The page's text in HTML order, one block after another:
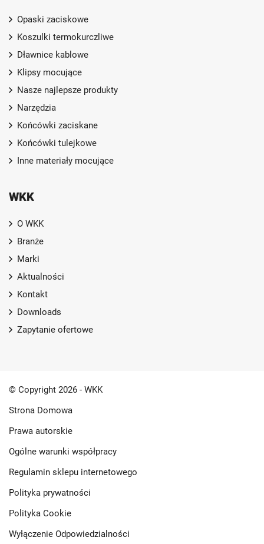
Opaski zaciskowe
Koszulki termokurczliwe
Dławnice kablowe
Klipsy mocujące
Nasze najlepsze produkty
Narzędzia
Końcówki zaciskane
Końcówki tulejkowe
Inne materiały mocujące
WKK
O WKK
Branże
Marki
Aktualności
Kontakt
Downloads
Zapytanie ofertowe
© Copyright 2026 - WKK
Strona Domowa
Prawa autorskie
Ogólne warunki współpracy
Regulamin sklepu internetowego
Polityka prywatności
Polityka Cookie
Wyłączenie Odpowiedzialności